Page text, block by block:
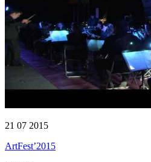
21 07 2015
ArtFest’2015